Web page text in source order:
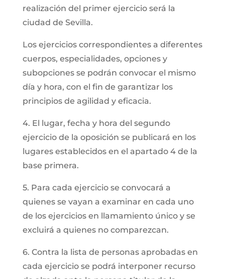
realización del primer ejercicio será la
ciudad de Sevilla.
Los ejercicios correspondientes a diferentes
cuerpos, especialidades, opciones y
subopciones se podrán convocar el mismo
día y hora, con el fin de garantizar los
principios de agilidad y eficacia.
4. El lugar, fecha y hora del segundo
ejercicio de la oposición se publicará en los
lugares establecidos en el apartado 4 de la
base primera.
5. Para cada ejercicio se convocará a
quienes se vayan a examinar en cada uno
de los ejercicios en llamamiento único y se
excluirá a quienes no comparezcan.
6. Contra la lista de personas aprobadas en
cada ejercicio se podrá interponer recurso